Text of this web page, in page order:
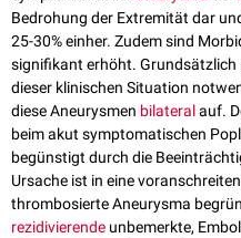
Bedrohung der Extremität dar
25-30% einher. Zudem sind
signifikant erhöht. Grundsätzlich
dieser klinischen Situation
diese Aneurysmen bilateralauf.
beim akut symptomatischen
begünstigt durch die
Ursache ist in eine
thrombosierte Aneurysma
rezidivierende unbemerkte,